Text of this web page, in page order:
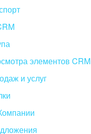
элементов CRM
и услуг